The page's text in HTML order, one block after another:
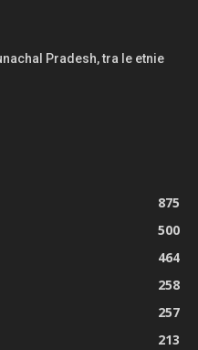
Pradesh, tra le etnie
875
500
464
258
257
213